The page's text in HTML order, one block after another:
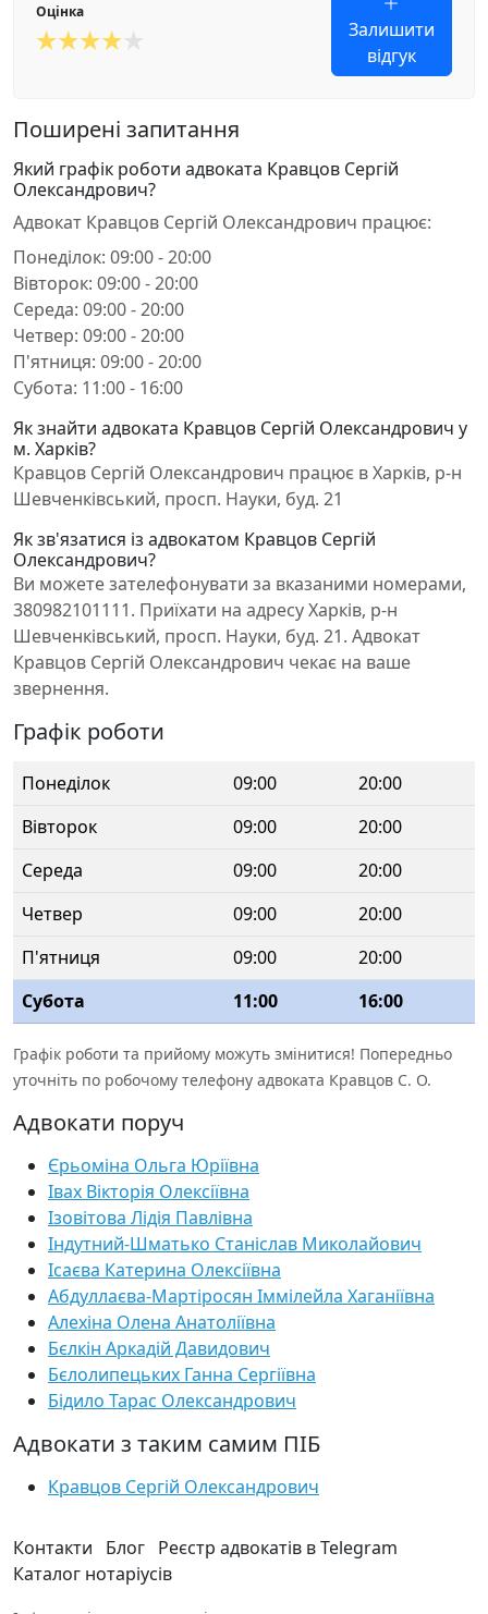
Оцінка
Залишити
відгук
Поширені запитання
Який графік роботи адвоката Кравцов Сергій
Олександрович?
Адвокат Кравцов Сергій Олександрович працює:
Понеділок: 09:00 - 20:00
Вівторок: 09:00 - 20:00
Середа: 09:00 - 20:00
Четвер: 09:00 - 20:00
П'ятниця: 09:00 - 20:00
Субота: 11:00 - 16:00
Як знайти адвоката Кравцов Сергій Олександрович у
м. Харків?
Кравцов Сергій Олександрович працює в Харків, р-н
Шевченківський, просп. Науки, буд. 21
Як зв'язатися із адвокатом Кравцов Сергій
Олександрович?
Ви можете зателефонувати за вказаними номерами,
380982101111. Приїхати на адресу Харків, р-н
Шевченківський, просп. Науки, буд. 21. Адвокат
Кравцов Сергій Олександрович чекає на ваше
звернення.
Графік роботи
Понеділок 09:00
20:00
Вівторок
09:00
20:00
Середа
09:00
20:00
Четвер
09:00
20:00
П'ятниця
09:00
20:00
Субота
11:00 16:00
Графік роботи та прийому можуть змінитися! Попередньо
уточніть по робочому телефону адвоката Кравцов С. О.
Адвокати поруч
Єрьоміна Ольга Юріївна
Івах Вікторія Олексіївна
Ізовітова Лідія Павлівна
Індутний-Шматько Станіслав Миколайович
Ісаєва Катерина Олексіївна
Абдуллаєва-Мартіросян Іммілейла Хаганіївна
Алехіна Олена Анатоліївна
Бєлкін Аркадій Давидович
Бєлолипецьких Ганна Сергіївна
Бідило Тарас Олександрович
Адвокати з таким самим ПІБ
Кравцов Сергій Олександрович
Контакти Блог Реєстр адвокатів в Telegram
Каталог нотаріусів